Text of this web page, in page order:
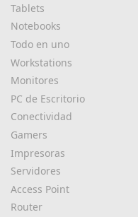
Tablets
Notebooks
Todo en uno
Workstations
Monitores
PC de Escritorio
Conectividad
Gamers
Impresoras
Servidores
Access Point
Router